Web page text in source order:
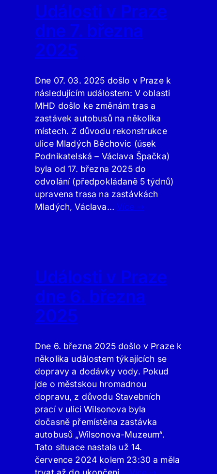
Události v Praze
dne 7. března
2025
Dne 07. 03. 2025 došlo v Praze k
následujícím událostem: V oblasti
MHD došlo ke změnám tras a
zastávek autobusů na několika
místech. Z důvodu rekonstrukce
ulice Mladých Běchovic (úsek
Podnikatelská – Václava Špačka)
byla od 17. března 2025 do
odvolání (předpokládaně 5 týdnů)
upravena trasa na zastávkách
Mladých, Václava… Více ⇢
Události v Praze
dne 6. března
2025
Dne 6. března 2025 došlo v Praze k
několika událostem týkajících se
dopravy a dodávky vody. Pokud
jde o městskou hromadnou
dopravu, z důvodu Stavebních
prací v ulici Wilsonova byla
dočasně přemístěna zastávka
autobusů „Wilsonova-Muzeum“.
Tato situace nastala už 14.
července 2024 kolem 23:30 a měla